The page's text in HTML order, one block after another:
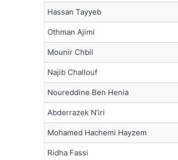
Hassan Tayyeb
Othman Ajimi
Mounir Chbil
Najib Challouf
Noureddine Ben Henia
Abderrazek N’iri
Mohamed Hachemi Hayzem
Ridha Fassi